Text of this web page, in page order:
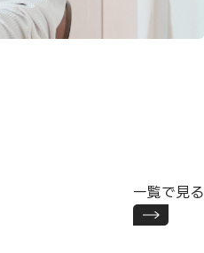
一覧で見る